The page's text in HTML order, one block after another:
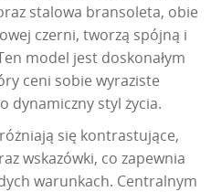
stalowa bransoleta, obie
czerni, tworzą spójną i
model jest doskonałym
ceni sobie wyraziste
dynamiczny styl życia.
się kontrastujące,
wskazówki, co zapewnia
warunkach. Centralnym